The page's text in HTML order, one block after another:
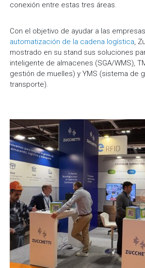
conexión entre estas tres áreas.
Con el objetivo de ayudar a las
automatización de la cadena logística,
mostrado en su stand sus soluciones
inteligente de almacenes (SGA/WMS),
gestión de muelles) y YMS (sistema de
transporte).